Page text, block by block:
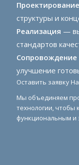
структуры и
Реализация —
стандартов
Сопровождение
улучшение
Оставить заявку
Мы объединяем
технологии,
функциональным и